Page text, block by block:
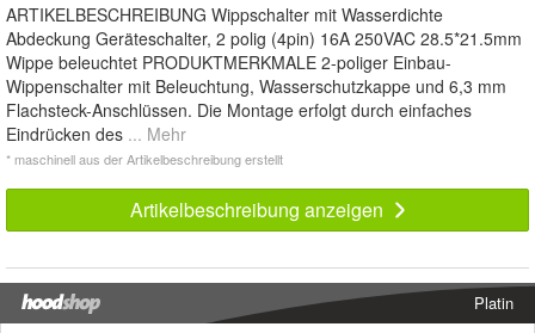
ARTIKELBESCHREIBUNG Wippschalter mit Wasserdichte
Abdeckung Geräteschalter, 2 polig (4pin) 16A 250VAC 28.5*21.5mm
Wippe beleuchtet PRODUKTMERKMALE 2-poliger Einbau-
Wippenschalter mit Beleuchtung, Wasserschutzkappe und 6,3 mm
Flachsteck-Anschlüssen. Die Montage erfolgt durch einfaches
Eindrücken des ... Mehr
* maschinell aus der Artikelbeschreibung erstellt
Artikelbeschreibung anzeigen
Platin